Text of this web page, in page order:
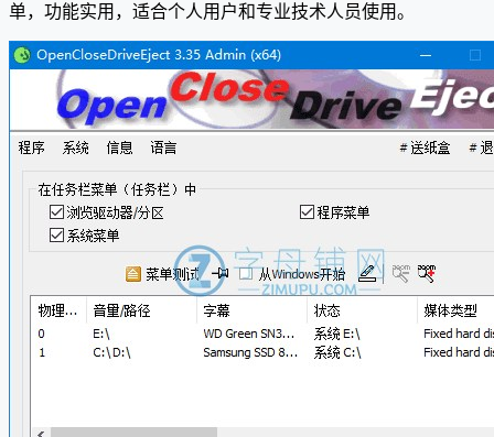
单，功能实用，适合个人用户和专业技术人员使用。